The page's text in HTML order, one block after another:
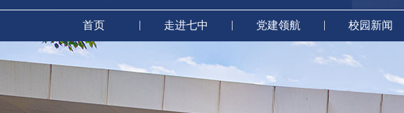
首页 | 走进七中 | 党建领航 | 校园新闻